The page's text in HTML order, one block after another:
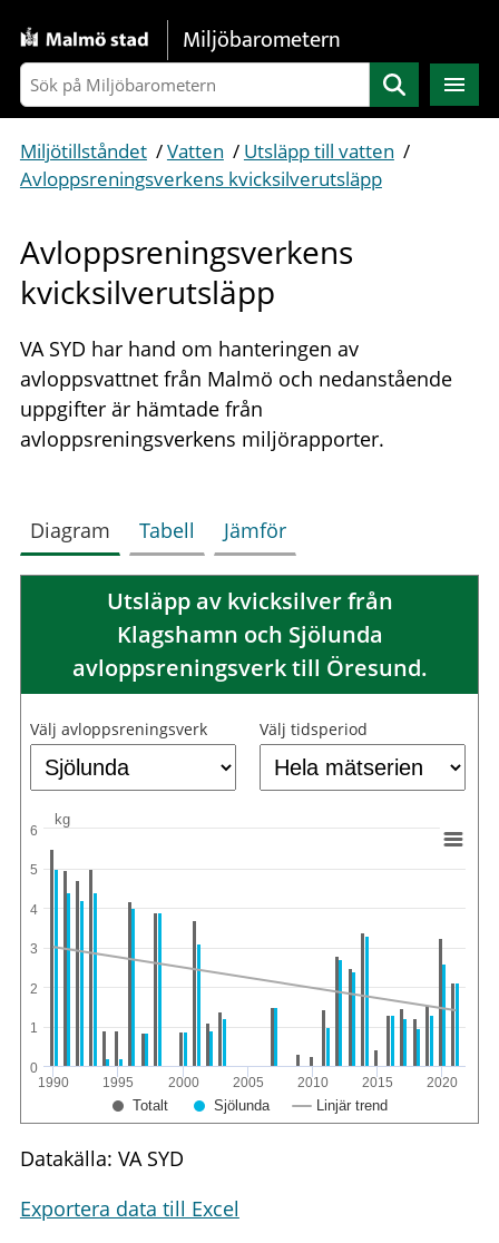
Gå direkt till sidans innehåll
Miljöbarometern
Sök
Miljötillståndet /Vatten / Utsläpp till vatten /
Avloppsreningsverkens kvicksilverutsläpp
Avloppsreningsverkens
kvicksilverutsläpp
VA SYD har hand om hanteringen av
avloppsvattnet från Malmö och nedanstående
uppgifter är hämtade från
avloppsreningsverkens miljörapporter.
Diagram Tabell Jämför
Utsläpp av kvicksilver från
Klagshamn och Sjölunda
avloppsreningsverk till Öresund.
Välj avloppsreningsverk Välj tidsperiod
kg
Totalt Sjölunda Linjär trend
1990 2000 2010 2020
1995 2005 2015
0
1
2
3
4
5
6
Datakälla: VA SYD
Exportera data till Excel